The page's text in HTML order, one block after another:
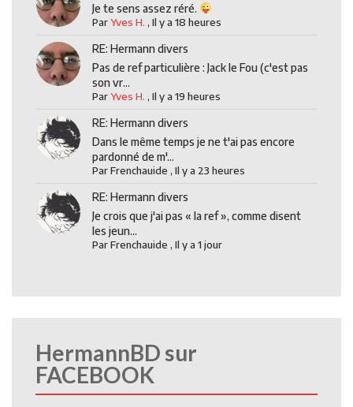
Je te sens assez réré.
ParYves H. ,Il y a 18 heures
RE: Hermann divers
Pas de ref particulière : Jack le Fou (c'est pas
son vr...
ParYves H. ,Il y a 19 heures
RE: Hermann divers
Dans le même temps je ne t'ai pas encore
pardonné de m'...
ParFrenchauide ,Il y a 23 heures
RE: Hermann divers
Je crois que j'ai pas « la ref », comme disent
les jeun...
ParFrenchauide ,Il y a 1 jour
HermannBD sur
FACEBOOK